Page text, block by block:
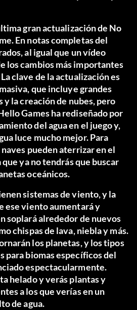
gran actualización de No
Ennotas completas del
al igual que un vídeo
los cambios más importantes
clave de la actualización es
que incluye grandes
y la creación de nubes, pero
Games ha rediseñado por
del agua en el juego y,
luce mucho mejor. Para
pueden aterrizar en el
ya no tendrás que buscar
oceánicos.
sistemas de viento, y la
ese viento aumentará y
soplará alrededor de nuevos
chispas de lava, niebla y más.
los planetas, y los tipos
para biomas específicos del
espectacularmente.
helado y verás plantas y
a los que verías en un
de agua.